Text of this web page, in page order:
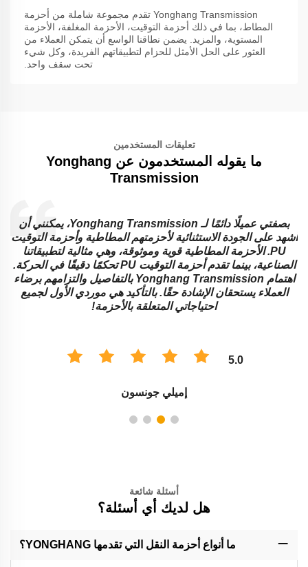
Yonghang Transmission تقدم مجموعة شاملة من أحزمة
المطاط، بما في ذلك أحزمة التوقيت، الأحزمة المغلفة، الأحزمة
المستوية، والمزيد. يضمن نطاقنا الواسع أن يتمكن العملاء من
العثور على الحل الأمثل للحزام لتطبيقاتهم الفريدة، وكل شيء
تحت سقف واحد.
تعليقات المستخدمين
ما يقوله المستخدمون عن Yonghang
Transmission
بصفتي عميلًا دائمًا لـ Yonghang Transmission، يمكنني أن
أشهد على الجودة الاستثنائية لأحزمتهم المطاطية وأحزمة التوقيت
PU. الأحزمة المطاطية قوية وموثوقة، وهي مثالية لتطبيقاتنا
الصناعية، بينما تقدم أحزمة التوقيت PU تحكمًا دقيقًا في الحركة.
اهتمام Yonghang Transmission بالتفاصيل والتزامهم برضاء
العملاء يستحقان الإشادة حقًا. بالتأكيد هي موردي الأول لجميع
احتياجاتي المتعلقة بالأحزمة!
5.0
إميلي جونسون
أسئلة شائعة
هل لديك أي أسئلة؟
ما أنواع أحزمة النقل التي تقدمها YONGHANG؟